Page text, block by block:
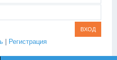
Регистрация